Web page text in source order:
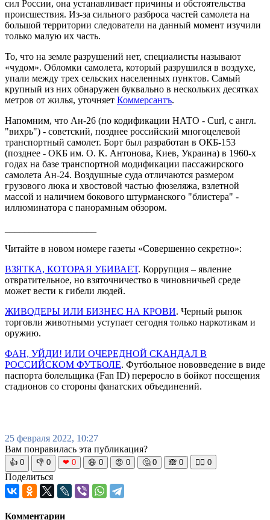
сил России, она устанавливает причины и обстоятельства
происшествия. Из-за сильного разброса частей самолета на
большой территории следователи на данный момент изучили
только малую их часть.
То, что на земле разрушений нет, специалисты называют
«чудом». Обломки самолета, который разрушился в воздухе,
упали между трех сельских населенных пунктов. Самый
крупный из них обнаружен буквально в нескольких десятках
метров от жилья, уточняет Коммерсантъ.
Напомним, что Ан-26 (по кодификации НАТО - Curl, с англ.
"вихрь") - советский, позднее российский многоцелевой
транспортный самолет. Борт был разработан в ОКБ-153
(позднее - ОКБ им. О. К. Антонова, Киев, Украина) в 1960-х
годах на базе транспортной модификации пассажирского
самолета Ан-24. Воздушные суда отличаются размером
грузового люка и хвостовой частью фюзеляжа, взлетной
массой и наличием бокового штурманского "блистера" -
иллюминатора с панорамным обзором.
Читайте в новом номере газеты «Совершенно секретно»:
ВЗЯТКА, КОТОРАЯ УБИВАЕТ. Коррупция – явление
отвратительное, но взяточничество в чиновничьей среде
может вести к гибели людей.
ЖИВОДЕРЫ ИЛИ БИЗНЕС НА КРОВИ. Черный рынок
торговли животными уступает сегодня только наркотикам и
оружию.
ФАН, УЙДИ! ИЛИ ОЧЕРЕДНОЙ СКАНДАЛ В
РОССИЙСКОМ ФУТБОЛЕ. Футбольное нововведение в виде
паспорта болельщика (Fan ID) переросло в бойкот посещения
стадионов со стороны фанатских объединений.
25 февраля 2022, 10:27
Вам понравилась эта публикация?
👍 0 👎 0 ❤ 0 😆 0 😡 0 🤔 0 🙈 0 🧘‍♀️ 0
Поделиться
Комментарии